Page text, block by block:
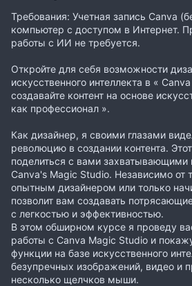
Требования: Учетная запись Canva
компьютер с доступом в Интернет.
работы с ИИ не требуется.
Откройте для себя возможности
искусственного интеллекта в «
создавайте контент на основе
как профессионал ».
Как дизайнер, я своими глазами
революцию в создании контента.
поделиться с вами
Canva's Magic Studio. Независимо от
опытным дизайнером или только
позволит вам создавать
с легкостью и эффективностью.
В этом обширном курсе я проведу
работы с Canva Magic Studio и
функции на базе искусственного
безупречных изображений, видео и
несколько щелчков мыши.